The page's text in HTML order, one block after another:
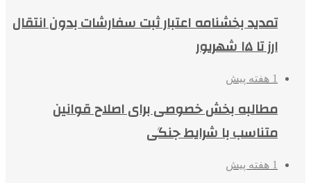
تمدید بخشنامه اعتبار ثبت سفارشات بدون انتقال
ارز تا ۱۵ شهریور
1 هفته پیش
مطالبه بخش خصوصی برای اصلاح قوانین
متناسب با شرایط جنگی
1 هفته پیش